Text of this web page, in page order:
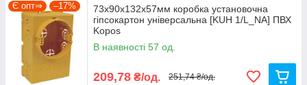
Є опт⇒ –17%
73х90х132х57мм коробка установочна
гіпсокартон універсальна [KUH 1/L_NA] ПВХ
Kopos
В наявності 57 од.
209,78 ₴/од. 251,74 ₴/од.